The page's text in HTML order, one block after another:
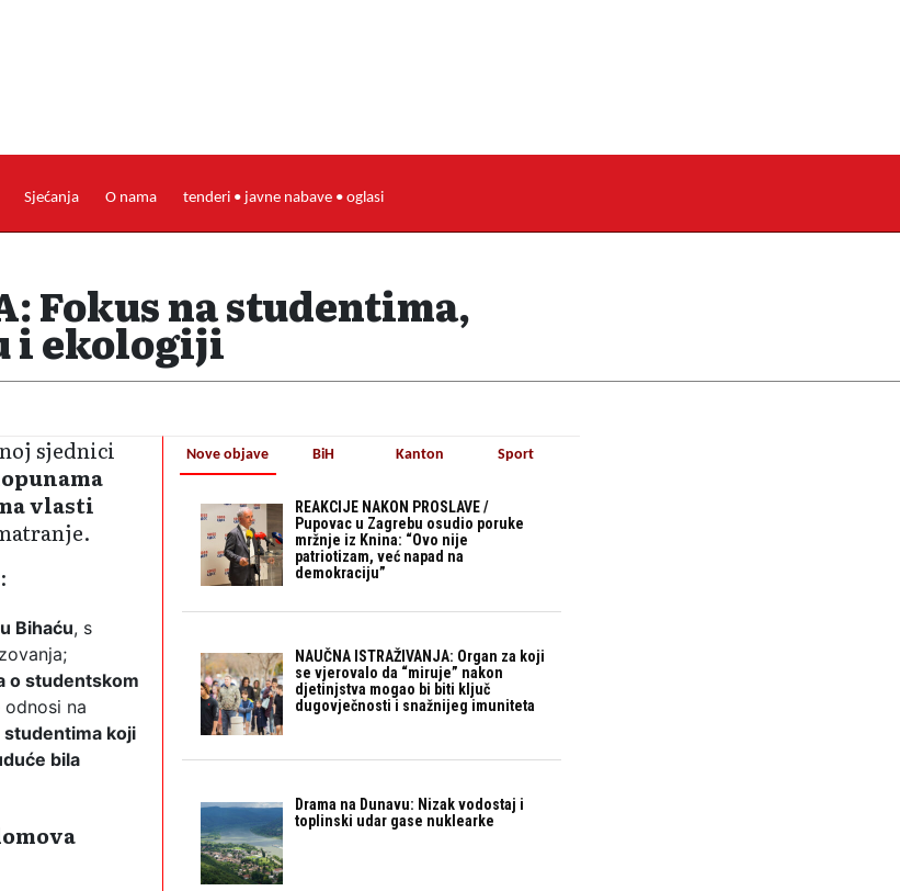
Sjećanja O nama tenderi • javne nabave • oglasi
Fokus na studentima,
i ekologiji
sjednici
vlasti
Bihaću, s
o studentskom
na
studentima koji
bila
Nove objave
REAKCIJE NAKON PROSLAVE /
Pupovac u Zagrebu osudio poruke
mržnje iz Knina: “Ovo nije
patriotizam, već napad na
demokraciju”
NAUČNA ISTRAŽIVANJA: Organ za koji
se vjerovalo da “miruje” nakon
djetinjstva mogao bi biti ključ
dugovječnosti i snažnijeg imuniteta
Drama na Dunavu: Nizak vodostaj i
toplinski udar gase nuklearke
BiH Kanton Sport